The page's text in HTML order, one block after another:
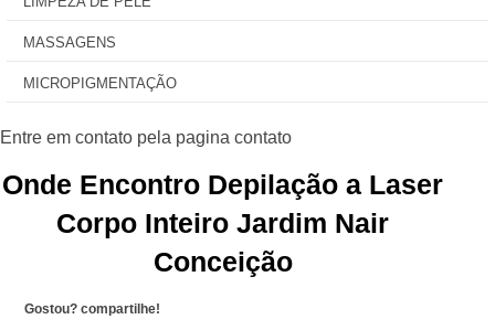
MASSAGENS
MICROPIGMENTAÇÃO
Onde Encontro Depilação a Laser
Corpo Inteiro Jardim Nair
Conceição
Gostou? compartilhe!